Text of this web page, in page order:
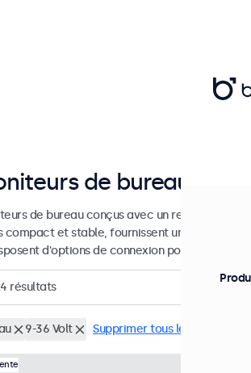
de bureautique
de bureau conçus avec un repose-pieds
compact et stable, fournissent une image
d'options de connexion polyvalentes.
résultats
9-36 Volt Supprimer tous les filtres